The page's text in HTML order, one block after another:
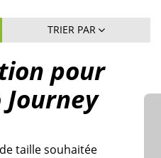
TRIER PAR
pour
taille souhaitée